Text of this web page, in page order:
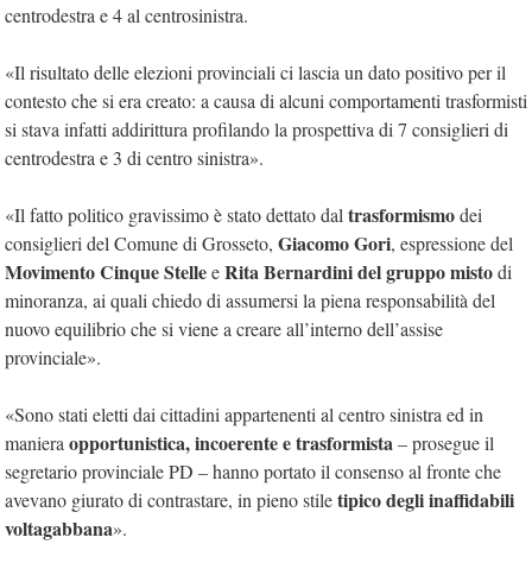
centrodestra e 4 al centrosinistra.
«Il risultato delle elezioni provinciali ci lascia un dato positivo per il
contesto che si era creato: a causa di alcuni comportamenti trasformisti
si stava infatti addirittura profilando la prospettiva di 7 consiglieri di
centrodestra e 3 di centro sinistra».
«Il fatto politico gravissimo è stato dettato dal trasformismodei
consiglieri del Comune di Grosseto, Giacomo Gori, espressione del
Movimento Cinque StelleeRita Bernardini del gruppo mistodi
minoranza, ai quali chiedo di assumersi la piena responsabilità del
nuovo equilibrio che si viene a creare all’interno dell’assise
provinciale».
«Sono stati eletti dai cittadini appartenenti al centro sinistra ed in
maniera opportunistica, incoerente e trasformista– prosegue il
segretario provinciale PD – hanno portato il consenso al fronte che
avevano giurato di contrastare, in pieno stiletipico degli inaffidabili
voltagabbana».